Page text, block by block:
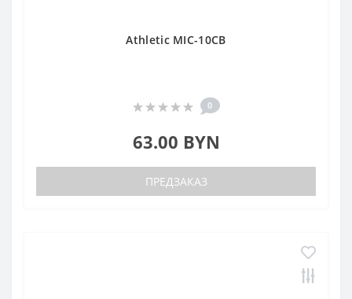
Athletic MIC-10CB
0
63.00 BYN
ПРЕДЗАКАЗ